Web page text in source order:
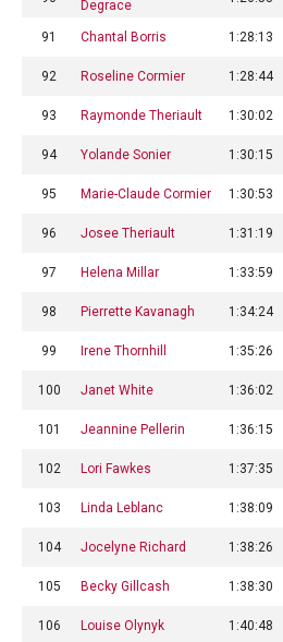
Degrace
91 Chantal Borris 1:28:13
92 Roseline Cormier 1:28:44
93 Raymonde Theriault 1:30:02
94 Yolande Sonier 1:30:15
95 Marie-Claude Cormier 1:30:53
96 Josee Theriault 1:31:19
97 Helena Millar 1:33:59
98 Pierrette Kavanagh 1:34:24
99 Irene Thornhill 1:35:26
100 Janet White 1:36:02
101 Jeannine Pellerin 1:36:15
102 Lori Fawkes 1:37:35
103 Linda Leblanc 1:38:09
104 Jocelyne Richard 1:38:26
105 Becky Gillcash 1:38:30
106 Louise Olynyk 1:40:48